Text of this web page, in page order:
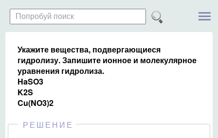
Укажите вещества, подвергающиеся
гидролизу. Запишите ионное и молекулярное
уравнения гидролиза.
HaSO3
K2S
Cu(NO3)2
РЕШЕНИЕ